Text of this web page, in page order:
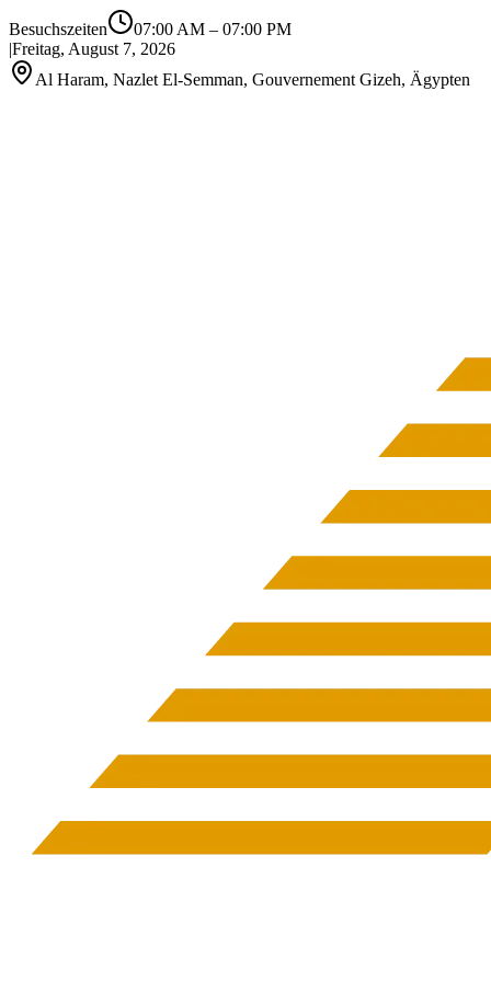
Besuchszeiten 07:00 AM – 07:00 PM
|Freitag, August 7, 2026
Al Haram, Nazlet El-Semman, Gouvernement Gizeh, Ägypten